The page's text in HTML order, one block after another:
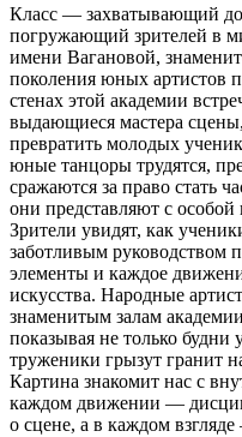
Класс — захватывающий
погружающий зрителей в
имени Вагановой,
поколения юных артистов
стенах этой академии
выдающиеся мастера
превратить молодых
юные танцоры трудятся,
сражаются за право стать
они представляют с особой
Зрители увидят, как
заботливым руководством
элементы и каждое
искусства. Народные
знаменитым залам
показывая не только будни
труженики грызут гранит
Картина знакомит нас с
каждом движении —
о сцене, а в каждом